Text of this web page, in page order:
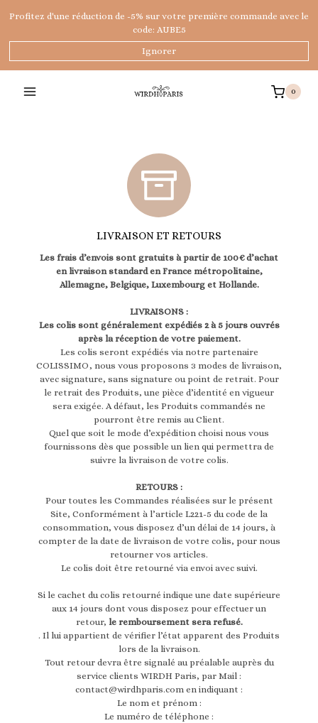
Profitez d'une réduction de -5% sur votre première commande avec le
code: AUBE5
Ignorer
0
LIVRAISON ET RETOURS
Les frais d’envois sont gratuits à partir de 100€ d’achat
en livraison standard en France métropolitaine,
Allemagne, Belgique, Luxembourg et Hollande.
LIVRAISONS :
Les colis sont généralement expédiés 2 à 5 jours ouvrés
après la réception de votre paiement.
Les colis seront expédiés via notre partenaire
COLISSIMO, nous vous proposons 3 modes de livraison,
avec signature, sans signature ou point de retrait. Pour
le retrait des Produits, une pièce d’identité en vigueur
sera exigée. A défaut, les Produits commandés ne
pourront être remis au Client.
Quel que soit le mode d’expédition choisi nous vous
fournissons dès que possible un lien qui permettra de
suivre la livraison de votre colis.
RETOURS :
Pour toutes les Commandes réalisées sur le présent
Site, Conformément à l’article L221-5 du code de la
consommation, vous disposez d’un délai de 14 jours, à
compter de la date de livraison de votre colis, pour nous
retourner vos articles.
Le colis doit être retourné via envoi avec suivi.
Si le cachet du colis retourné indique une date supérieure
aux 14 jours dont vous disposez pour effectuer un
retour, le remboursement sera refusé.
. Il lui appartient de vérifier l’état apparent des Produits
lors de la livraison.
Tout retour devra être signalé au préalable auprès du
service clients WIRDH Paris, par Mail :
contact@wirdhparis.com en indiquant :
Le nom et prénom :
Le numéro de téléphone :